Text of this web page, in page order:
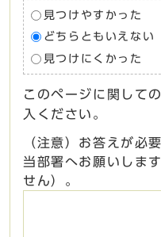
見つけやすかった
どちらともいえない
見つけにくかった
このページに関して
入ください。
（注意）お答えが必
当部署へお願いしま
せん）。